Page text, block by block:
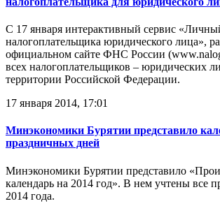
С 17 января интерактивный сервис
налогоплательщика юридического лица»,
официальном сайте ФНС России
всех налогоплательщиков – юридических
территории Российской Федерации.
17 января 2014, 17:01
Минэкономики Бурятии представило
праздничных дней
Минэкономики Бурятии представило
календарь на 2014 год». В нем учтены все
2014 года.